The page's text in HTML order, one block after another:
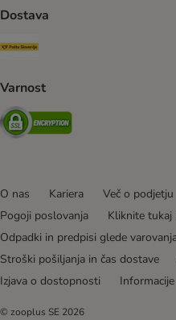
Dostava
Pošta Slovenije Shipping
Varnost
Security
O nas Kariera Več o podjetju
Pogoji poslovanja
Kliknite
Odpadki in predpisi glede
Stroški pošiljanja in čas dostave
Izjava o dostopnosti
© zooplus SE 2026